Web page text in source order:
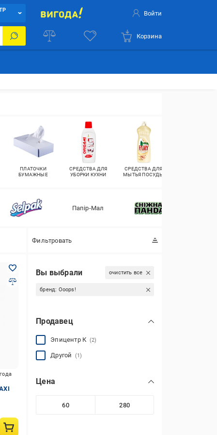
Войти
Корзина
ПЛАТОЧКИ
БУМАЖНЫЕ
СРЕДСТВА ДЛЯ
УБОРКИ КУХНИ
СРЕДСТВА ДЛЯ
МЫТЬЯ ПОСУДЫ
Папір-Мал
Фильтровать
Вы выбрали очистить все
бренд: Ooops!
Продавец
Эпицентр К (2)
Другой (1)
Цена